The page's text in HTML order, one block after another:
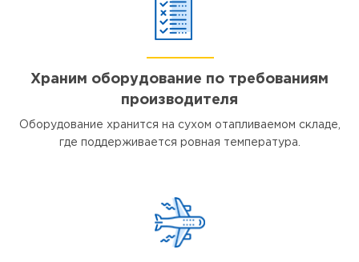
Храним оборудование по требованиям
производителя
Оборудование хранится на сухом отапливаемом складе,
где поддерживается ровная температура.